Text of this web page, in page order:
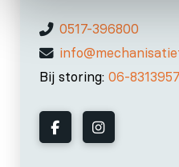
0517-396800
Bij storing: 06-